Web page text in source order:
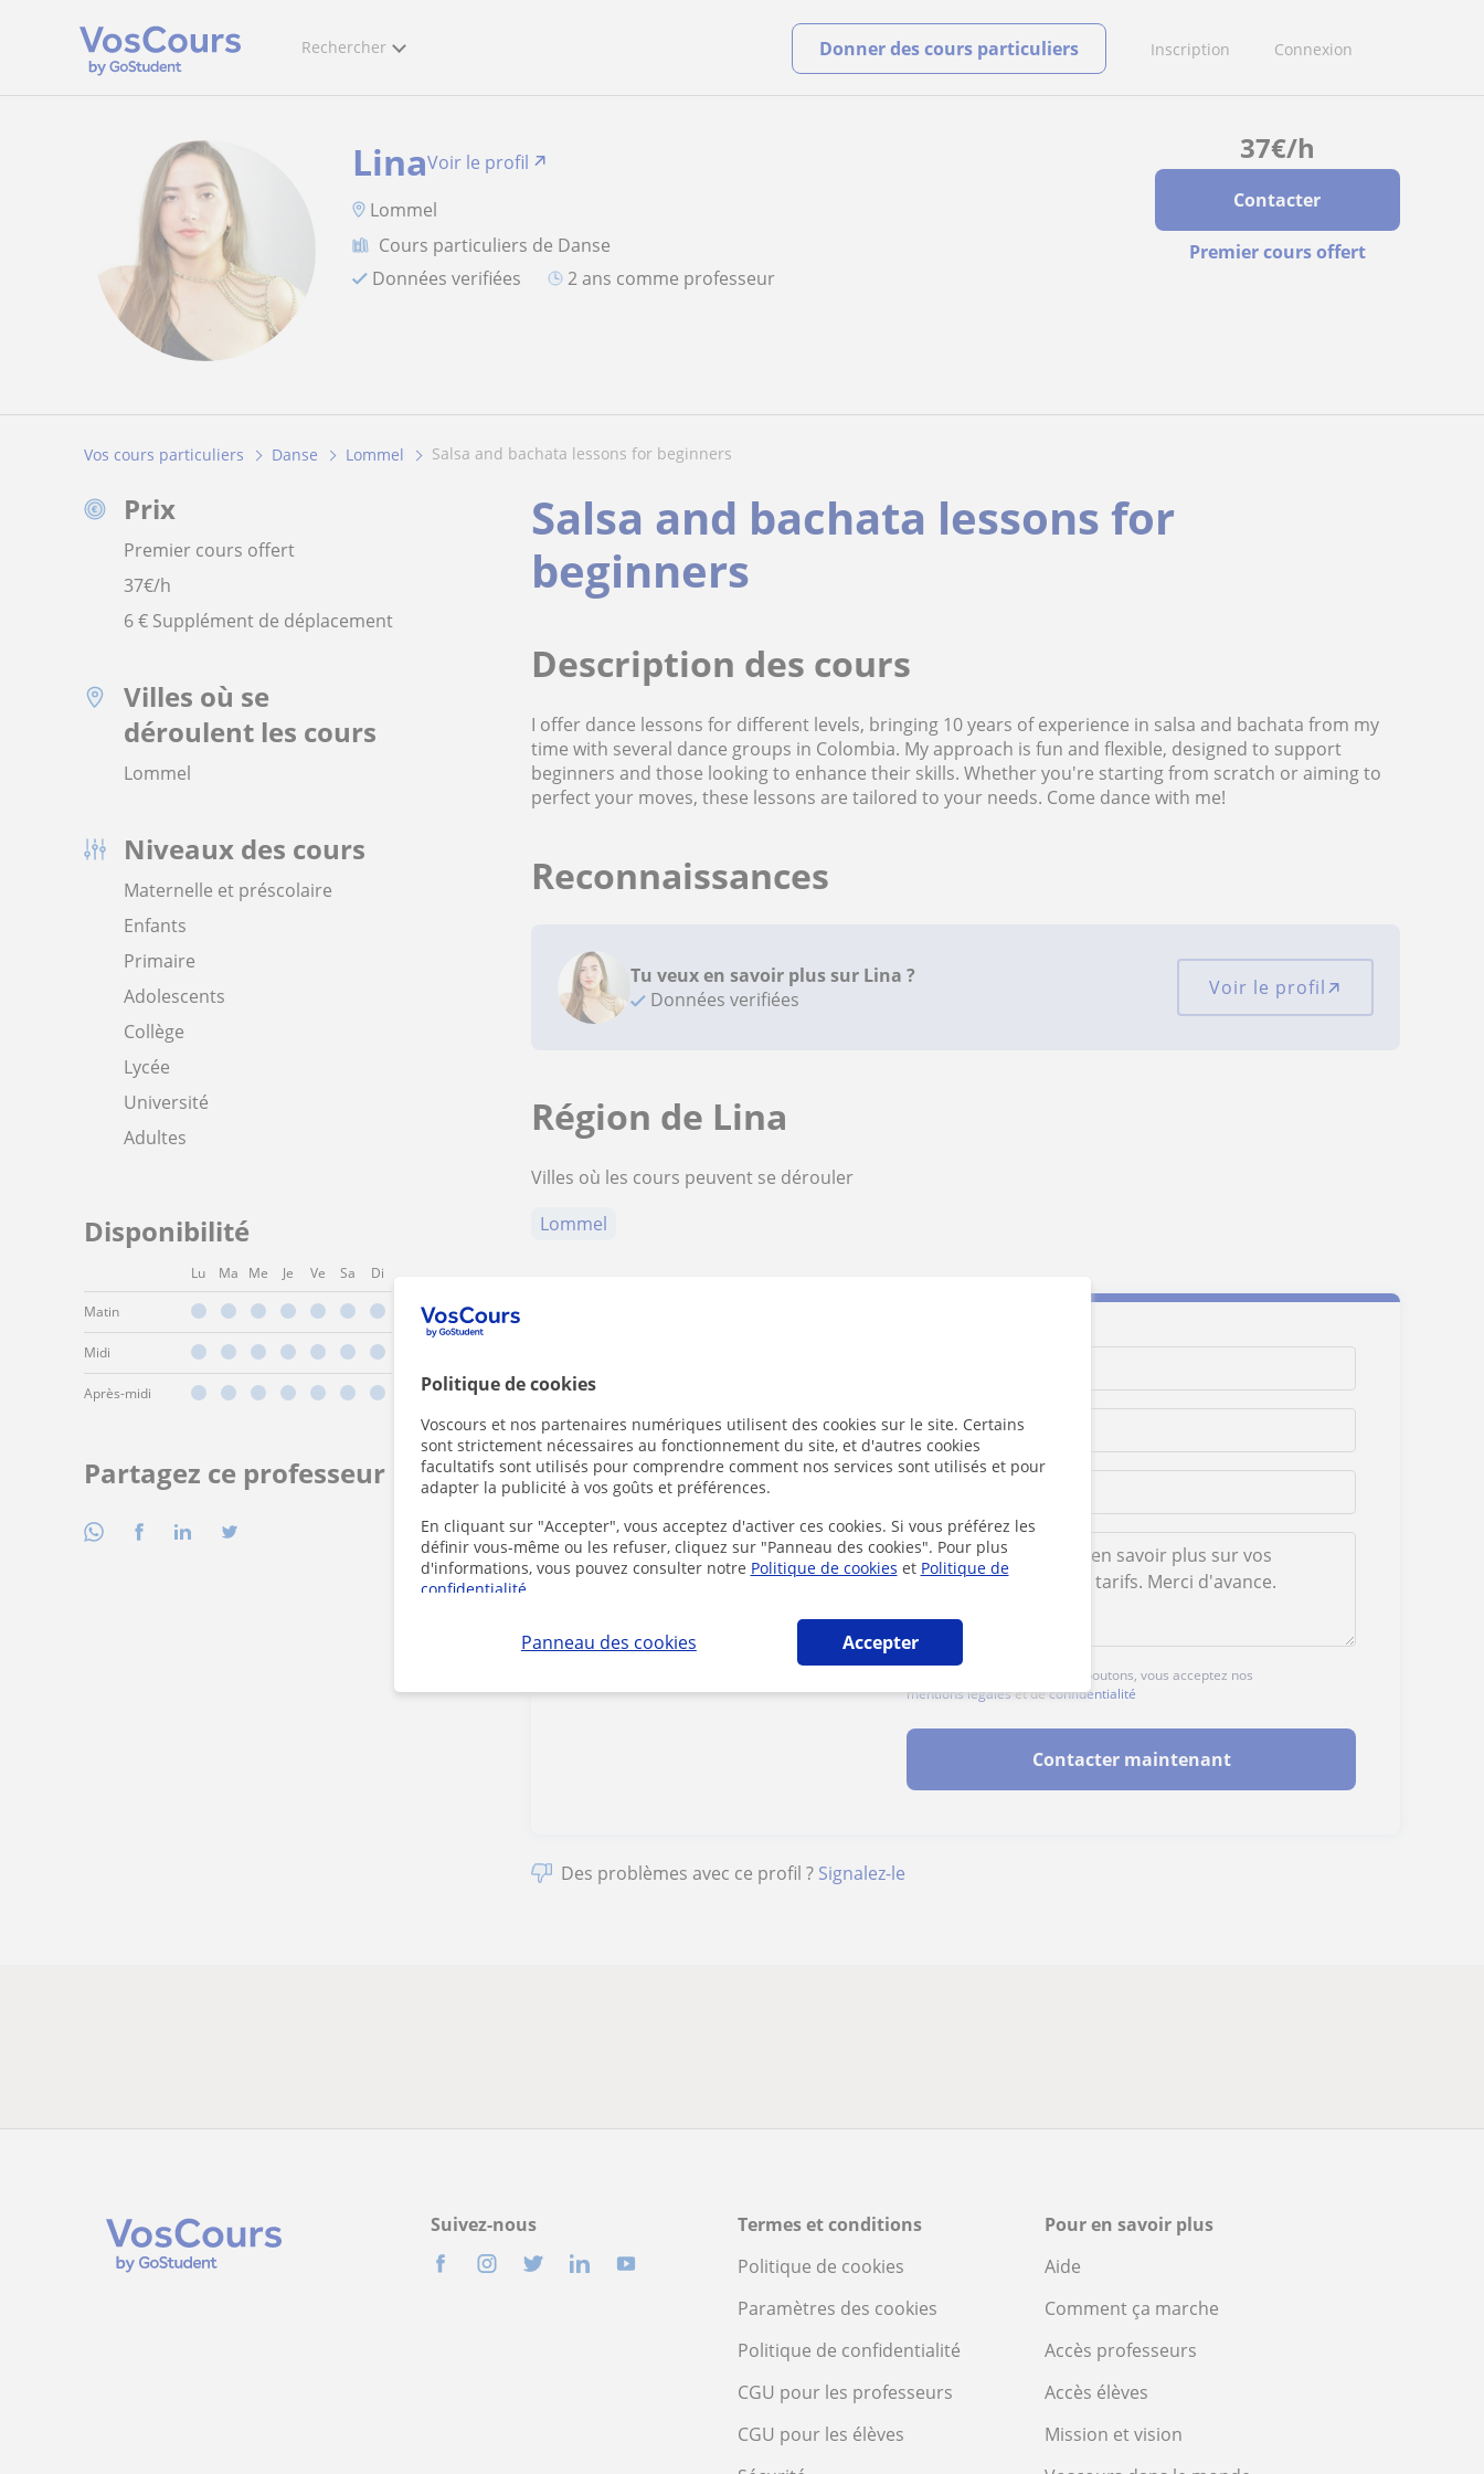
Politique de cookies
Voscours et nos partenaires numériques utilisent des cookies sur le site. Certains
sont strictement nécessaires au fonctionnement du site, et d'autres cookies
facultatifs sont utilisés pour comprendre comment nos services sont utilisés et pour
adapter la publicité à vos goûts et préférences.
En cliquant sur "Accepter", vous acceptez d'activer ces cookies. Si vous préférez les
définir vous-même ou les refuser, cliquez sur "Panneau des cookies". Pour plus
d'informations, vous pouvez consulter notre Politique de cookies et Politique de
confidentialité.
Panneau des cookies Accepter
Rechercher Inscription Connexion
Donner des cours particuliers
37€/h
Contacter
Premier cours offert
LinaVoir le profil
Lommel
Cours particuliers de Danse
Données verifiées
2 ans comme professeur
Vos cours particuliers Danse Lommel salsa and bachata lessons for beginners
Prix
Premier cours offert
37€/h
6 € Supplément de déplacement
Villes où se
déroulent les cours
Lommel
Niveaux des cours
Maternelle et préscolaire
Enfants
Primaire
Adolescents
Collège
Lycée
Université
Adultes
Disponibilité
Lu Ma Me Je Ve Sa Di
Matin
Midi
Après-midi
Partagez ce professeur
Salsa and bachata lessons for
beginners
Description des cours
I offer dance lessons for different levels, bringing 10 years of experience in salsa and bachata from my
time with several dance groups in Colombia. My approach is fun and flexible, designed to support
beginners and those looking to enhance their skills. Whether you're starting from scratch or aiming to
perfect your moves, these lessons are tailored to your needs. Come dance with me!
Reconnaissances
Tu veux en savoir plus sur Lina ?
Données verifiées
Voir le profil
Région de Lina
Villes où les cours peuvent se dérouler
Lommel
Tarif horaire 37€/h
1er cours offert
En cliquant sur l'un des deux boutons, vous acceptez nos
mentions légaleset deconfidentialité
Contacter maintenant
Des problèmes avec ce profil ? Signalez-le
Suivez-nous
Termes et conditions
Politique de cookies
Paramètres des cookies
Politique de confidentialité
CGU pour les professeurs
CGU pour les élèves
Pour en savoir plus
Aide
Comment ça marche
Accès professeurs
Accès élèves
Mission et vision